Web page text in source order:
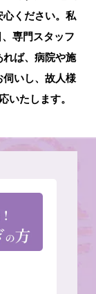
心ください。私
専門スタッフ
れば、病院や施
伺いし、故人様
いたします。